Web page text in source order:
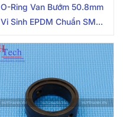
O-Ring Van Bướm 50.8mm
Vi Sinh EPDM Chuẩn SMS